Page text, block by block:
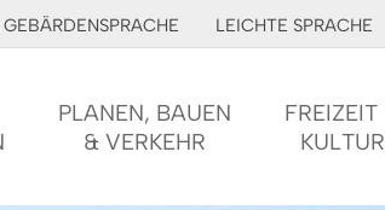
GEBÄRDENSPRACHE LEICHTE SPRACHE
PLANEN, BAUEN
& VERKEHR
FREIZEIT
KULTUR